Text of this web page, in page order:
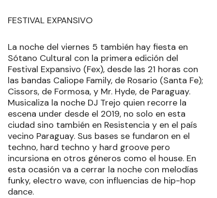
FESTIVAL EXPANSIVO
La noche del viernes 5 también hay fiesta en
Sótano Cultural con la primera edición del
Festival Expansivo (Fex), desde las 21 horas con
las bandas Caliope Family, de Rosario (Santa Fe);
Cissors, de Formosa, y Mr. Hyde, de Paraguay.
Musicaliza la noche DJ Trejo quien recorre la
escena under desde el 2019, no solo en esta
ciudad sino también en Resistencia y en el país
vecino Paraguay. Sus bases se fundaron en el
techno, hard techno y hard groove pero
incursiona en otros géneros como el house. En
esta ocasión va a cerrar la noche con melodías
funky, electro wave, con influencias de hip-hop
dance.